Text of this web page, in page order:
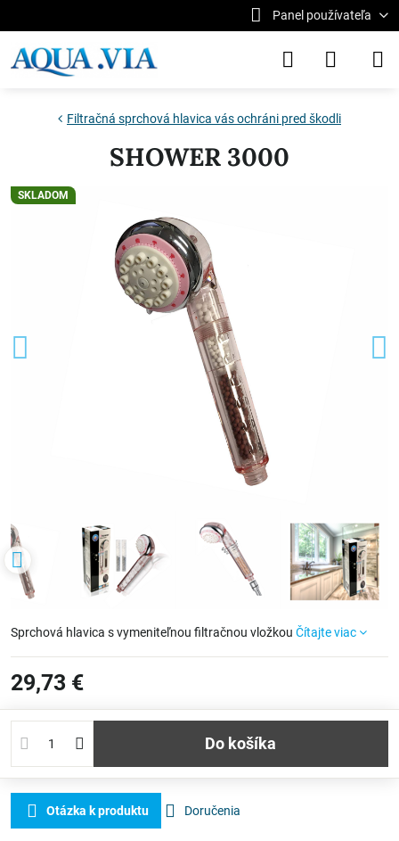
Panel používateľa
SKLADOM
Filtračná sprchová hlavica vás ochráni pred škodli
SHOWER 3000
Sprchová hlavica s vymeniteľnou filtračnou vložkou Čítajte viac
29,73 €
Do košíka
Otázka k produktu Doručenia